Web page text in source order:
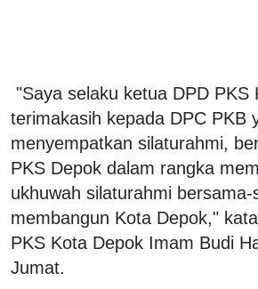
"Saya selaku ketua DPD PKS
terimakasih kepada DPC PKB
menyempatkan silaturahmi,
PKS Depok dalam rangka
ukhuwah silaturahmi bersama-
membangun Kota Depok,"
PKS Kota Depok Imam Budi
Jumat.